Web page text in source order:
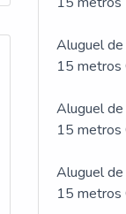
Aluguel
15 metros
Aluguel
15 metros
Aluguel
15 metros